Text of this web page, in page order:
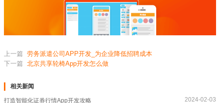
上一篇 劳务派遣公司APP开发_为企业降低招聘成本
下一篇 北京共享轮椅App开发怎么做
相关新闻
打造智能化证券行情App开发攻略 2024-02-03